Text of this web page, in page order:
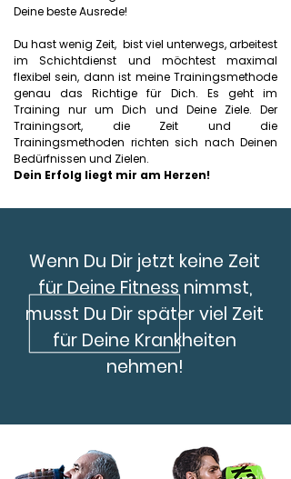
Deine beste Ausrede!
Du hast wenig Zeit, bist viel unterwegs, arbeitest
im Schichtdienst und möchtest maximal
flexibel sein, dann ist meine Trainingsmethode
genau das Richtige für Dich. Es geht im
Training nur um Dich und Deine Ziele. Der
Trainingsort, die Zeit und die
Trainingsmethoden richten sich nach Deinen
Bedürfnissen und Zielen.
Dein Erfolg liegt mir am Herzen!
Wenn Du Dir jetzt keine Zeit
für Deine Fitness nimmst,
musst Du Dir später viel Zeit
für Deine Krankheiten
nehmen!